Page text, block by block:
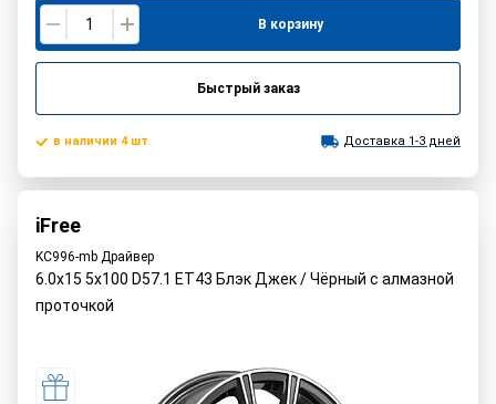
В корзину
Быстрый заказ
в наличии 4 шт. Доставка 1-3 дней
iFree
KC996-mb Драйвер
6.0x15 5x100 D57.1 ET43 Блэк Джек / Чёрный с алмазной
проточкой